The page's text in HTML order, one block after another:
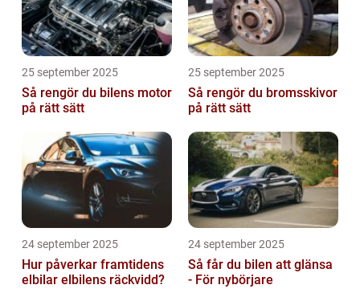
25 september 2025
Så rengör du bilens motor
på rätt sätt
25 september 2025
Så rengör du bromsskivor
på rätt sätt
24 september 2025
Hur påverkar framtidens
elbilar elbilens räckvidd?
24 september 2025
Så får du bilen att glänsa
- För nybörjare